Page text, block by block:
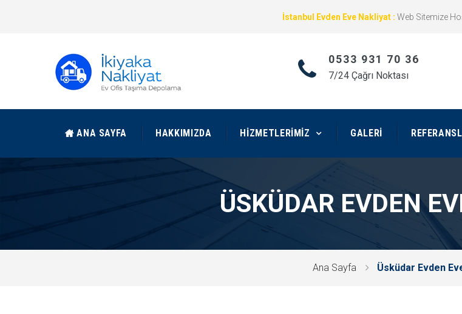
İstanbul Evden Eve Nakliyat : Web Sitemize
0533 931 70 36
7/24 Çağrı Noktası
ANA SAYFA HAKKIMIZDA HIZMETLERIMIZ GALERI
ÜSKÜDAR EVDEN
Ana Sayfa Üsküdar Evden